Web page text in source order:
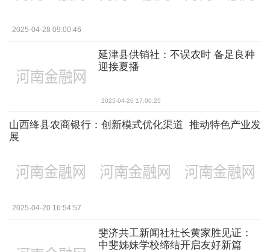
2025-04-28 09:00:46
延津县供销社：不误农时 备足良种
迎接夏播
2025-04-20 17:00:25
山西绛县农商银行：创新模式优化渠道 推动特色产业发
展
2025-04-20 16:54:57
斐济共工新闻社社长黄家胜见证：
中斐姊妹学校缔结开启友好新篇